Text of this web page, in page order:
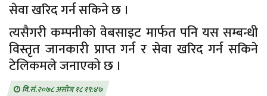
सेवा खरिद गर्न सकिने छ ।
त्यसैगरी कम्पनीको वेबसाइट मार्फत पनि यस सम्बन्धी
विस्तृत जानकारी प्राप्त गर्न र सेवा खरिद गर्न सकिने
टेलिकमले जनाएको छ ।
वि.सं.२०७८ असोज १८ १९:४७